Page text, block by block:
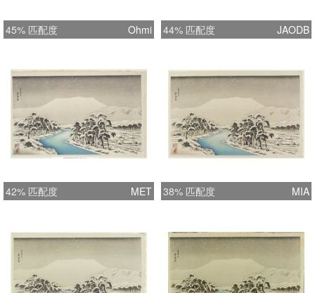
45% 匹配度 Ohmi 44% 匹配度 JAODB
42% 匹配度 MET 38% 匹配度 MIA